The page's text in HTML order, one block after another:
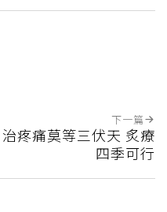
下一篇
治疼痛莫等三伏天 炙療
四季可行